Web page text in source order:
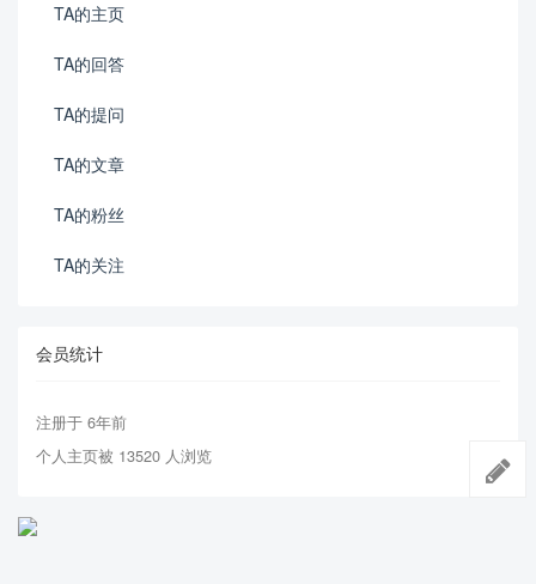
TA的主页
TA的回答
TA的提问
TA的文章
TA的粉丝
TA的关注
会员统计
注册于 6年前
个人主页被 13520 人浏览